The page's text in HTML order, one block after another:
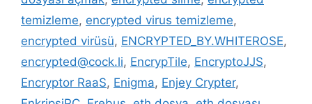
temizleme, encrypted virus temizleme,
encrypted virüsü, ENCRYPTED_BY.WHITEROSE,
encrypted@cock.li, EncrypTile, EncryptoJJS,
Encryptor RaaS, Enigma, Enjey Crypter,